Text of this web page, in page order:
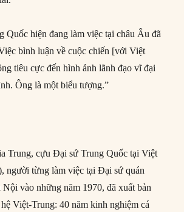
Quốc hiện đang làm việc tại châu Âu đã
bình luận về cuộc chiến [với Việt
tiêu cực đến hình ảnh lãnh đạo vĩ đại
Ông là một biểu tượng.”
Trung, cựu Đại sứ Trung Quốc tại Việt
người từng làm việc tại Đại sứ quán
vào những năm 1970, đã xuất bản
Việt-Trung: 40 năm kinh nghiệm cá